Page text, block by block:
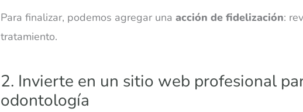
Para finalizar, podemos agregar una acción de fidelización:
tratamiento.
2. Invierte en un sitio web profesional
odontología